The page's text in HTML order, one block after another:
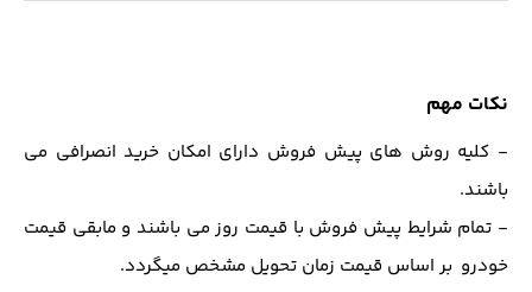
نکات مهم
- کلیه روش های پیش فروش دارای امکان خرید انصرافی می
باشند.
- تمام ﺷﺮاﯾﻂ ﭘﯿﺶ ﻓﺮوش ﺑﺎ ﻗﯿﻤﺖ روز می باشند و مابقی قیمت
خودرو بر اساس قیمت زمان تحویل مشخص میگردد.